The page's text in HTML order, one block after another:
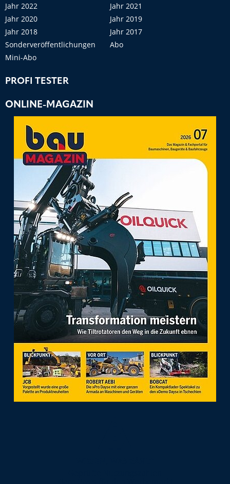
Jahr 2022
Jahr 2021
Jahr 2020
Jahr 2019
Jahr 2018
Jahr 2017
Sonderveröffentlichungen
Abo
Mini-Abo
PROFI TESTER
ONLINE-MAGAZIN